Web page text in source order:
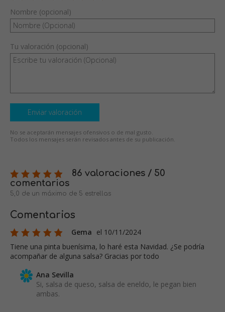
Nombre (opcional)
Tu valoración (opcional)
Enviar valoración
No se aceptarán mensajes ofensivos o de mal gusto.
Todos los mensajes serán revisados antes de su publicación.
86 valoraciones / 50
comentarios
5,0 de un máximo de 5 estrellas
Comentarios
Gema el 10/11/2024
Tiene una pinta buenísima, lo haré esta Navidad. ¿Se podría
acompañar de alguna salsa? Gracias por todo
Ana Sevilla
Si, salsa de queso, salsa de eneldo, le pegan bien
ambas.